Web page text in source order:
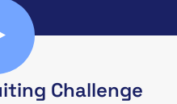
Challenge